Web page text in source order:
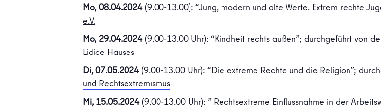
Mo, 08.04.2024(9.00-13.00): “Jung, modern und alte Werte. Extrem rechte
e.V.
Mo, 29.04.2024(9.00-13.00 Uhr): “Kindheit rechts außen”; durchgeführt von
Lidice Hauses
Di, 07.05.2024(9.00-13.00 Uhr): “Die extreme Rechte und die Religion”;
und Rechtsextremismus
Mi, 15.05.2024(9.00-13.00 Uhr): ” Rechtsextreme Einflussnahme in der